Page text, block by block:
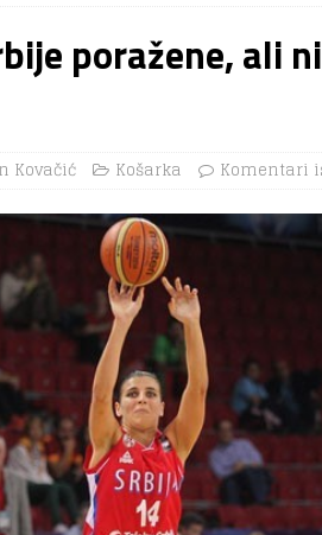
poražene, ali
Kovačić Košarka Komentari